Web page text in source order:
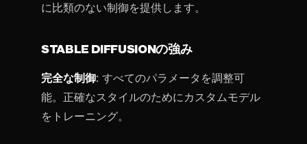
に比類のない制御を提供します。
STABLE DIFFUSIONの強み
完全な制御: すべてのパラメータを調整可
能。正確なスタイルのためにカスタムモデル
をトレーニング。